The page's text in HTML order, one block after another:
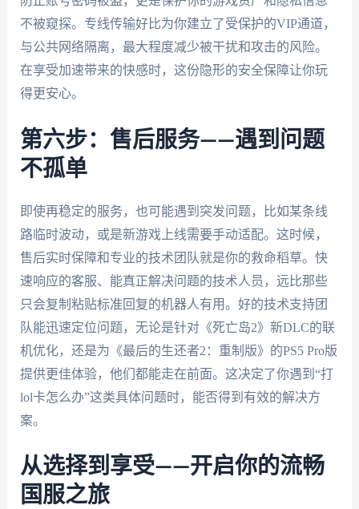
不被窥探。专线传输好比为你建立了受保护的VIP通道，
与公共网络隔离，最大程度减少被干扰和攻击的风险。
在享受加速带来的快感时，这份隐形的安全保障让你玩
得更安心。
第六步：售后服务——遇到问题
不孤单
即使再稳定的服务，也可能遇到突发问题，比如某条线
路临时波动，或是新游戏上线需要手动适配。这时候，
售后实时保障和专业的技术团队就是你的救命稻草。快
速响应的客服、能真正解决问题的技术人员，远比那些
只会复制粘贴标准回复的机器人有用。好的技术支持团
队能迅速定位问题，无论是针对《死亡岛2》新DLC的联
机优化，还是为《最后的生还者2：重制版》的PS5 Pro版
提供更佳体验，他们都能走在前面。这决定了你遇到“打
lol卡怎么办”这类具体问题时，能否得到有效的解决方
案。
从选择到享受——开启你的流畅
国服之旅